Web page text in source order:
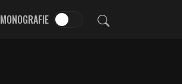
MONOGRAFIE